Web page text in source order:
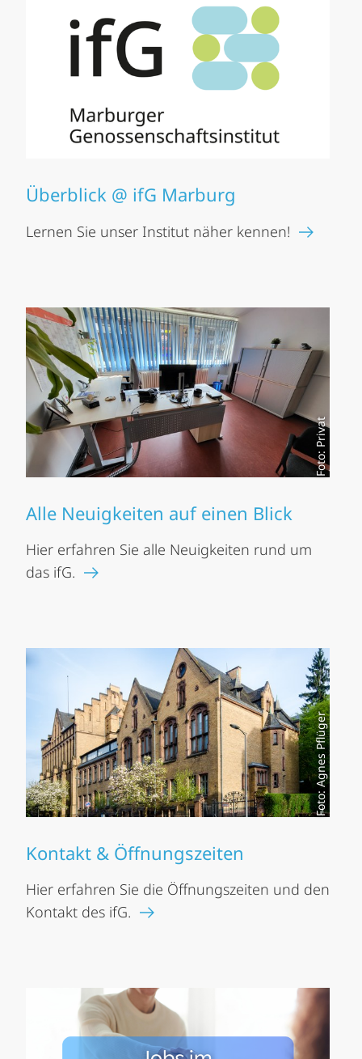
Überblick @ ifG Marburg
Lernen Sie unser Institut näher kennen!
Foto: Privat
Alle Neuigkeiten auf einen Blick
Hier erfahren Sie alle Neuigkeiten rund um
das ifG.
Foto: Agnes Pflüger
Kontakt & Öffnungszeiten
Hier erfahren Sie die Öffnungszeiten und den
Kontakt des ifG.